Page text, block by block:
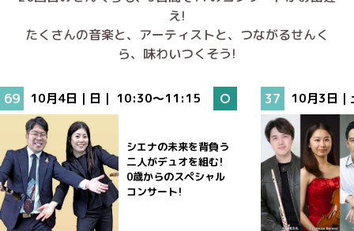
え!
たくさんの音楽と、アーティストと、つながるせんく
ら、味わいつくそう!
69 10月4日｜日｜ 10:30～11:15
シエナの未来を背負う
二人がデュオを組む!
0歳からのスペシャル
コンサート!
37 10月3日｜